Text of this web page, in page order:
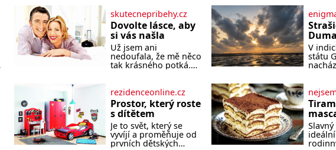
skutecnepribehy.cz
Dovolte lásce, aby
si vás našla
Už jsem ani
nedoufala, že mě něco
tak krásného potká.
pohled. Poprvé jsem
se vdávala, když mi
bylo dvacet. Oba jsme
byli mladí a byl to tak
říkajíc sňatek z
rozumu. Rodiče nás
dali dohromady, Toník
písek
ze
zlo?
V
státu
tomu
písek
má
rezidenceonline.cz
Prostor, který roste
s dítětem
Je to svět, který se
vyvíjí a proměňuje od
prvních dětských
Slavný
ideální